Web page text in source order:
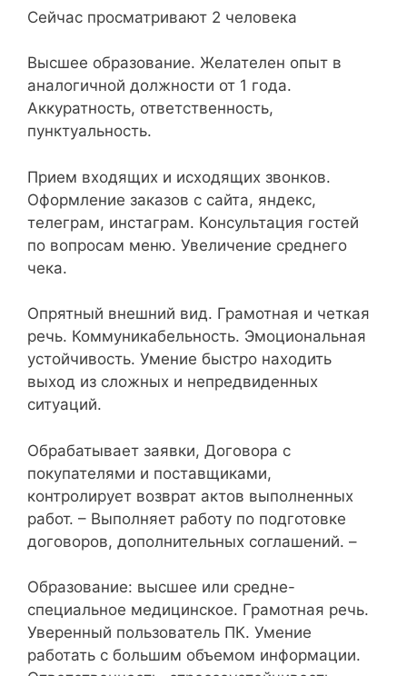
Сейчас просматривают 2 человека
Высшее образование. Желателен опыт в
аналогичной должности от 1 года.
Аккуратность, ответственность,
пунктуальность.
Прием входящих и исходящих звонков.
Оформление заказов с сайта, яндекс,
телеграм, инстаграм. Консультация гостей
по вопросам меню. Увеличение среднего
чека.
Опрятный внешний вид. Грамотная и четкая
речь. Коммуникабельность. Эмоциональная
устойчивость. Умение быстро находить
выход из сложных и непредвиденных
ситуаций.
Обрабатывает заявки, Договора с
покупателями и поставщиками,
контролирует возврат актов выполненных
работ. – Выполняет работу по подготовке
договоров, дополнительных соглашений. –
Образование: высшее или средне-
специальное медицинское. Грамотная речь.
Уверенный пользователь ПК. Умение
работать с большим объемом информации.